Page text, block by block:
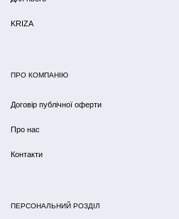
KRIZA
ПРО КОМПАНІЮ
Договір публічної оферти
Про нас
Контакти
ПЕРСОНАЛЬНИЙ РОЗДІЛ